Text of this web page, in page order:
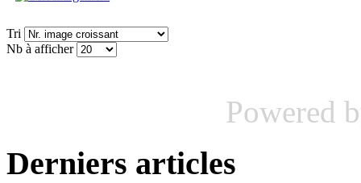
Tri
Nb à afficher
Powered
Derniers articles